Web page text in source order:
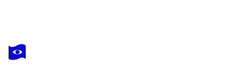
MATTHEW DIBBLE
Highway Lion